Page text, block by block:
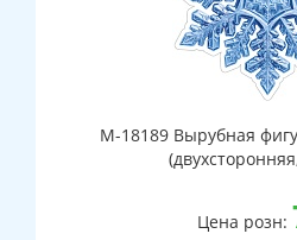
М-18189 Вырубная
Цена розн: